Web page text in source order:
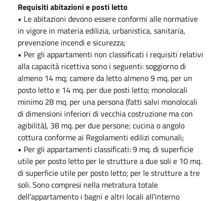
Requisiti abitazioni e posti letto
• Le abitazioni devono essere conformi alle normative
in vigore in materia edilizia, urbanistica, sanitaria,
prevenzione incendi e sicurezza;
• Per gli appartamenti non classificati i requisiti relativi
alla capacità ricettiva sono i seguenti: soggiorno di
almeno 14 mq; camere da letto almeno 9 mq. per un
posto letto e 14 mq. per due posti letto; monolocali
minimo 28 mq. per una persona (fatti salvi monolocali
di dimensioni inferiori di vecchia costruzione ma con
agibilità), 38 mq. per due persone; cucina o angolo
cottura conforme ai Regolamenti edilizi comunali;
• Per gli appartamenti classificati: 9 mq. di superficie
utile per posto letto per le strutture a due soli e 10 mq.
di superficie utile per posto letto; per le strutture a tre
soli. Sono compresi nella metratura totale
dell'appartamento i bagni e altri locali all'interno